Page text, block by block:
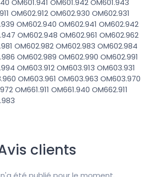
OM601.941 OM601.942 OM601.943
OM602.912 OM602.930 OM602.931
OM602.940 OM602.941 OM602.942
OM602.948 OM602.961 OM602.962
OM602.982 OM602.983 OM602.984
OM602.989 OM602.990 OM602.991
OM603.912 OM603.913 OM603.931
OM603.961 OM603.963 OM603.970
OM661.911 OM661.940 OM662.911
clients